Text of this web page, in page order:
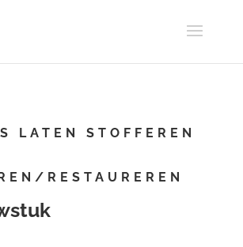
LATEN STOFFEREN
RESTAUREREN